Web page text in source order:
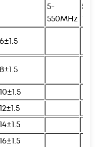
5-
550MHz
6±1.5
8±1.5
10±1.5
12±1.5
14±1.5
16±1.5